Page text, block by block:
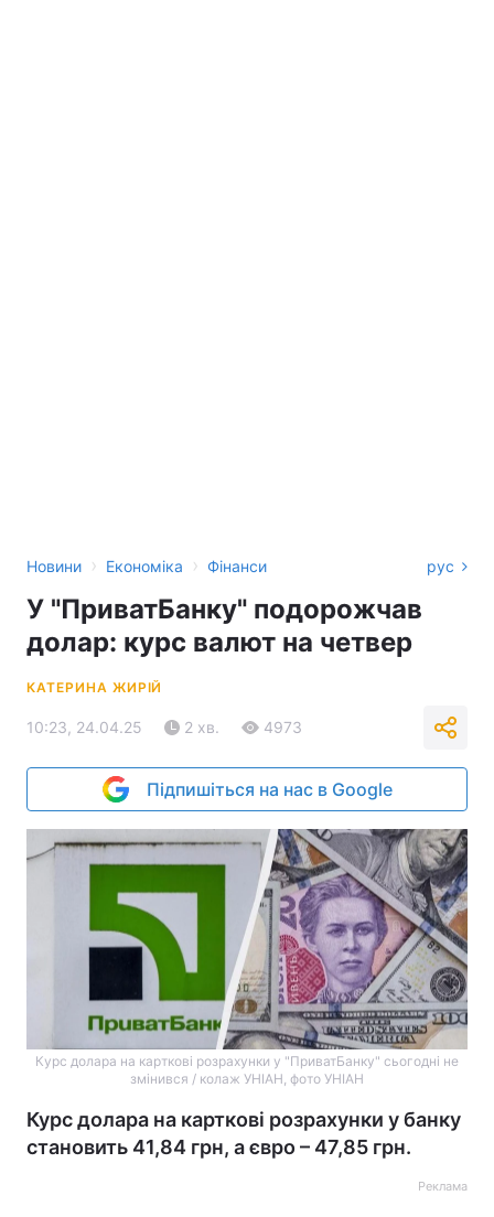
Новини › Економіка › Фінанси рус
У "ПриватБанку" подорожчав
долар: курс валют на четвер
КАТЕРИНА ЖИРІЙ
10:23, 24.04.25 2 хв. 4973
Підпишіться на нас в Google
Курс долара на карткові розрахунки у "ПриватБанку" сьогодні не
змінився / колаж УНІАН, фото УНІАН
Курс долара на карткові розрахунки у банку
становить 41,84 грн, а євро – 47,85 грн.
Реклама